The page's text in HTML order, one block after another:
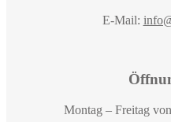
E-Mail:
Montag – Freitag